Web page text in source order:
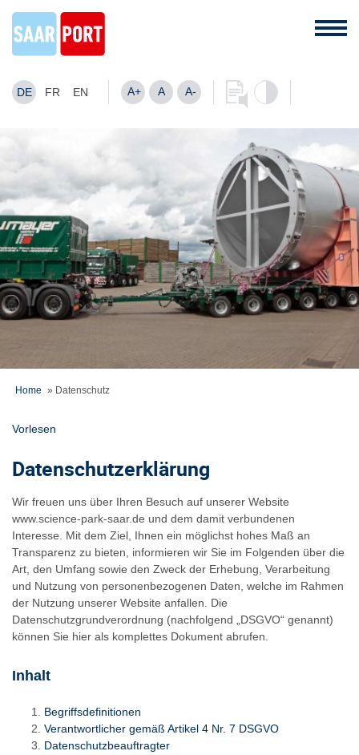
DE FR EN A+ A A-
Home » Datenschutz
Vorlesen
Datenschutzerklärung
Wir freuen uns über Ihren Besuch auf unserer Website
www.science-park-saar.de und dem damit verbundenen
Interesse. Mit dem Ziel, Ihnen ein möglichst hohes Maß an
Transparenz zu bieten, informieren wir Sie im Folgenden über die
Art, den Umfang sowie den Zweck der Erhebung, Verarbeitung
und Nutzung von personenbezogenen Daten, welche im Rahmen
der Nutzung unserer Website anfallen. Die
Datenschutzgrundverordnung (nachfolgend „DSGVO“ genannt)
können Sie hier als komplettes Dokument abrufen.
Inhalt
Begriffsdefinitionen
Verantwortlicher gemäß Artikel 4 Nr. 7 DSGVO
Datenschutzbeauftragter